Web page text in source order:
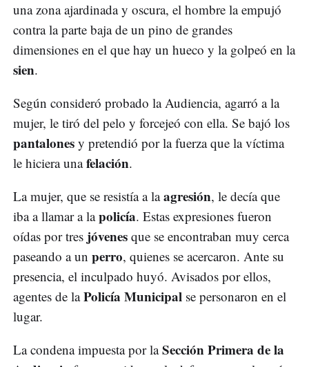
una zona ajardinada y oscura, el hombre la empujó
contra la parte baja de un pino de grandes
dimensiones en el que hay un hueco y la golpeó en la
sien.
Según consideró probado la Audiencia, agarró a la
mujer, le tiró del pelo y forcejeó con ella. Se bajó los
pantalones y pretendió por la fuerza que la víctima
le hiciera unafelación.
La mujer, que se resistía a laagresión, le decía que
iba a llamar a lapolicía. Estas expresiones fueron
oídas por tres jóvenes que se encontraban muy cerca
paseando a un perro, quienes se acercaron. Ante su
presencia, el inculpado huyó. Avisados por ellos,
agentes de laPolicía Municipal se personaron en el
lugar.
La condena impuesta por laSección Primera de la